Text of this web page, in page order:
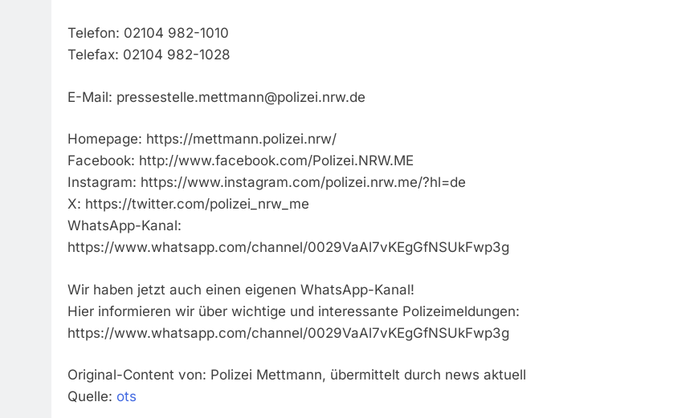
Telefon: 02104 982-1010
Telefax: 02104 982-1028
E-Mail: pressestelle.mettmann@polizei.nrw.de
Homepage: https://mettmann.polizei.nrw/
Facebook: http://www.facebook.com/Polizei.NRW.ME
Instagram: https://www.instagram.com/polizei.nrw.me/?hl=de
X: https://twitter.com/polizei_nrw_me
WhatsApp-Kanal:
https://www.whatsapp.com/channel/0029VaAl7vKEgGfNSUkFwp3g
Wir haben jetzt auch einen eigenen WhatsApp-Kanal!
Hier informieren wir über wichtige und interessante Polizeimeldungen:
https://www.whatsapp.com/channel/0029VaAl7vKEgGfNSUkFwp3g
Original-Content von: Polizei Mettmann, übermittelt durch news aktuell
Quelle: ots